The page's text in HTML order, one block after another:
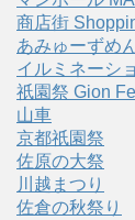
商店街
あみゅーずめ
イルミネーシ
祇園祭 Gion
山車
京都祇園祭
佐原の大祭
川越まつり
佐倉の秋祭り